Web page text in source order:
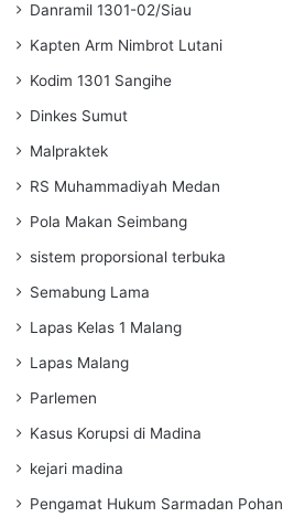
Danramil 1301-02/Siau
Kapten Arm Nimbrot Lutani
Kodim 1301 Sangihe
Dinkes Sumut
Malpraktek
RS Muhammadiyah Medan
Pola Makan Seimbang
sistem proporsional terbuka
Semabung Lama
Lapas Kelas 1 Malang
Lapas Malang
Parlemen
Kasus Korupsi di Madina
kejari madina
Pengamat Hukum Sarmadan Pohan